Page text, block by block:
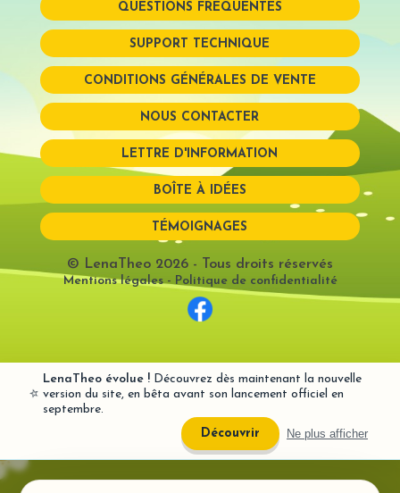
Mémoriser
Mot de passe perdu?
QUESTIONS FRÉQUENTES
SUPPORT TECHNIQUE
CONDITIONS GÉNÉRALES DE VENTE
NOUS CONTACTER
LETTRE D'INFORMATION
BOÎTE À IDÉES
TÉMOIGNAGES
© LenaTheo 2026 - Tous droits réservés
Mentions légales-Politique de confidentialité
⭐
LenaTheo évolue ! Découvrez dès maintenant la nouvelle
version du site, en bêta avant son lancement officiel en
septembre.
Découvrir
Ne plus afficher